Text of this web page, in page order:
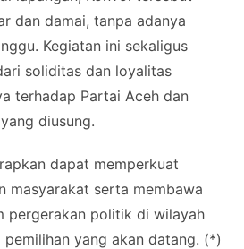
dan damai, tanpa adanya
Kegiatan ini sekaligus
soliditas dan loyalitas
terhadap Partai Aceh dan
diusung.
dapat memperkuat
masyarakat serta membawa
pergerakan politik di wilayah
pemilihan yang akan datang. (*)